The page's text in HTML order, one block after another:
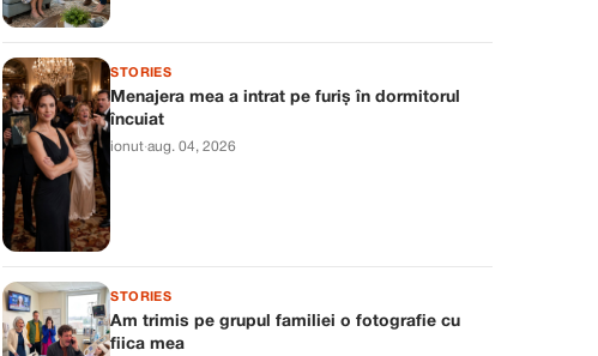
STORIES
Menajera mea a intrat pe furiș în dormitorul
încuiat
ionut·aug. 04, 2026
STORIES
Am trimis pe grupul familiei o fotografie cu
fiica mea